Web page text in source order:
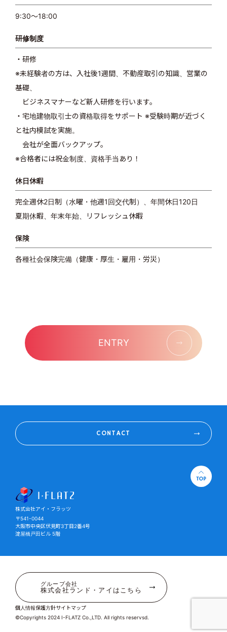
9:30〜18:00
研修制度
・研修
※未経験者の方は、入社後1週間、不動産取引の知識、営業の
基礎、
ビジネスマナーなど新人研修を行います。
・宅地建物取引士の資格取得をサポート ※受験時期が近づく
と社内模試を実施。
会社が全面バックアップ。
※合格者には祝金制度、資格手当あり！
休日休暇
完全週休2日制（水曜・他週1回交代制）、年間休日120日
夏期休暇、年末年始、リフレッシュ休暇
保険
各種社会保険完備（健康・厚生・雇用・労災）
ENTRY
株式会社アイ・フラッツ
〒541-0044
大阪市中央区伏見町3丁目2番4号
淀屋橋戸田ビル 5階
CONTACT
グループ会社
株式会社ランド・アイはこちら
個人情報保護方針サイトマップ
©Copyrights 2024 I-FLATZ Co.,LTD. All rights reservsd.